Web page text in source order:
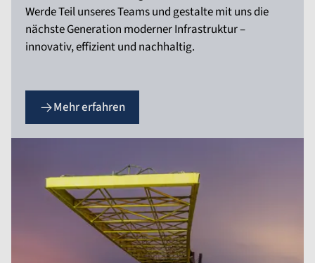
Werde Teil unseres Teams und gestalte mit uns die
nächste Generation moderner Infrastruktur –
innovativ, effizient und nachhaltig.
Mehr erfahren